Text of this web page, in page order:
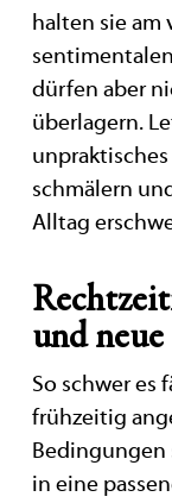
halten sie am
dürfen aber
überlagern.
schmälern
Alltag
und
So schwer es
frühzeitig
Bedingungen
in eine